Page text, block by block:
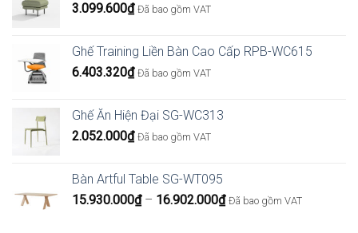
3.099.600₫ Đã bao gồm VAT
Ghế Training Liền Bàn Cao Cấp RPB-WC615
6.403.320₫ Đã bao gồm VAT
Ghế Ăn Hiện Đại SG-WC313
2.052.000₫ Đã bao gồm VAT
Bàn Artful Table SG-WT095
15.930.000₫ – 16.902.000₫Khoảng
Đã bao gồm VAT